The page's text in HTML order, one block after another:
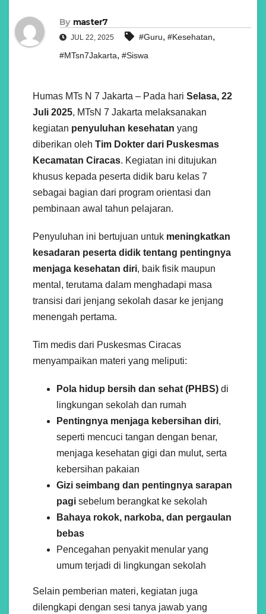
By master7
JUL 22, 2025 #Guru, #Kesehatan,
#MTsn7Jakarta, #Siswa
Humas MTs N 7 Jakarta – Pada hari Selasa, 22
Juli 2025, MTsN 7 Jakarta melaksanakan
kegiatan penyuluhan kesehatan yang
diberikan oleh Tim Dokter dari Puskesmas
Kecamatan Ciracas. Kegiatan ini ditujukan
khusus kepada peserta didik baru kelas 7
sebagai bagian dari program orientasi dan
pembinaan awal tahun pelajaran.
Penyuluhan ini bertujuan untuk meningkatkan
kesadaran peserta didik tentang pentingnya
menjaga kesehatan diri, baik fisik maupun
mental, terutama dalam menghadapi masa
transisi dari jenjang sekolah dasar ke jenjang
menengah pertama.
Tim medis dari Puskesmas Ciracas
menyampaikan materi yang meliputi:
Pola hidup bersih dan sehat (PHBS) di
lingkungan sekolah dan rumah
Pentingnya menjaga kebersihan diri,
seperti mencuci tangan dengan benar,
menjaga kesehatan gigi dan mulut, serta
kebersihan pakaian
Gizi seimbang dan pentingnya sarapan
pagi sebelum berangkat ke sekolah
Bahaya rokok, narkoba, dan pergaulan
bebas
Pencegahan penyakit menular yang
umum terjadi di lingkungan sekolah
Selain pemberian materi, kegiatan juga
dilengkapi dengan sesi tanya jawab yang